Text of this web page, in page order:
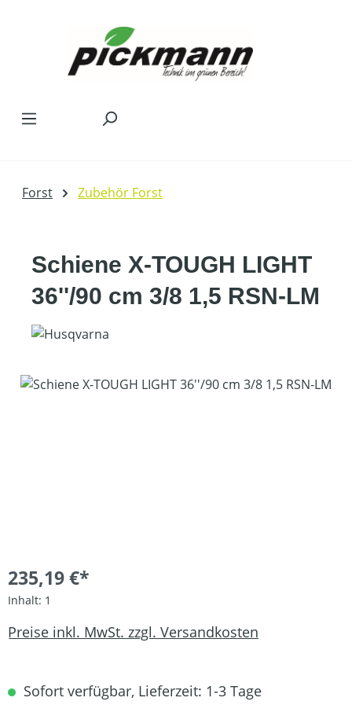
Forst Zubehör Forst
Schiene X-TOUGH LIGHT
36''/90 cm 3/8 1,5 RSN-LM
Bildergalerie überspringen
235,19 €*
Inhalt: 1
Preise inkl. MwSt. zzgl. Versandkosten
Sofort verfügbar, Lieferzeit: 1-3 Tage